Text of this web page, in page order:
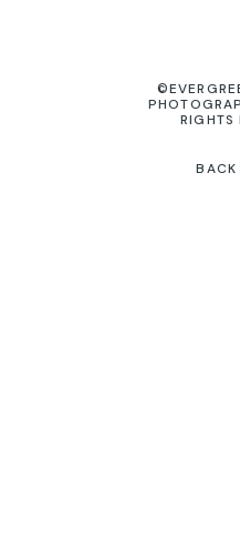
RIGHTS